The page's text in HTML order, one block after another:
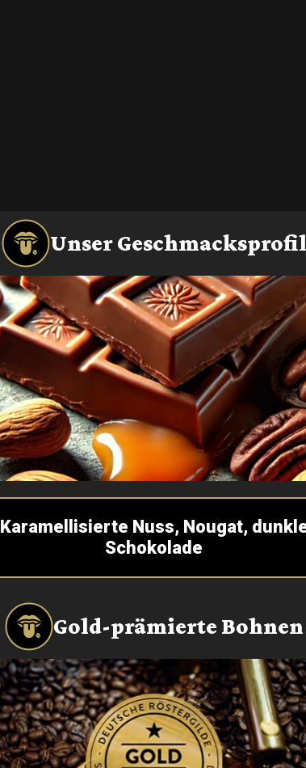
Unser Geschmacksprofil
Karamellisierte Nuss, Nougat,
Schokolade
Gold-prämierte Bohnen